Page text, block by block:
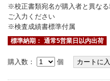
※校正書類宛名が購入者と異な
ご入力ください
※検査成績書標準付属
標準納期： 通常5営業日以内出荷
購入数： 個